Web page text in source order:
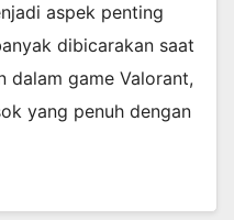
aspek penting
dibicarakan saat
dalam game Valorant,
yang penuh dengan